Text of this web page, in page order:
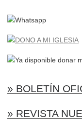
» BOLETÍN
» REVISTA